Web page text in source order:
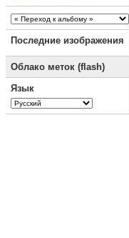
Последние изображения
Облако меток (flash)
Язык